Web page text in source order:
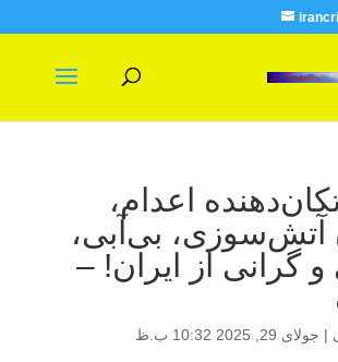
اعدام،
آتش‌سوزی، بی‌آبی،
گرانی از ایران! –
| جولای 29, 2025 10:32 ب.ظ